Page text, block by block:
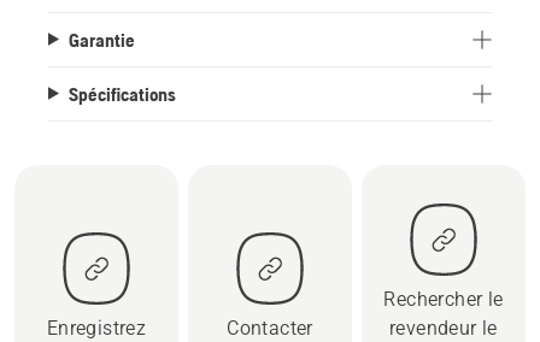
Garantie
Spécifications
Enregistrez
Contacter
Rechercher le
revendeur le